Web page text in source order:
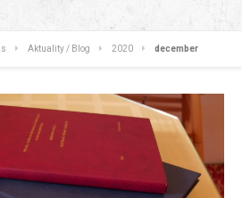
Aktuality / Blog 2020 december